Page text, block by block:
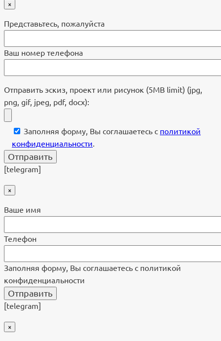
×
Представьтесь, пожалуйста
Ваш номер телефона
Отправить эскиз, проект или рисунок (5MB limit) (jpg,
png, gif, jpeg, pdf, docx):
Заполняя форму, Вы соглашаетесь с политикой
конфиденциальности.
[telegram]
×
Ваше имя
Телефон
Заполняя форму, Вы соглашаетесь с политикой
конфиденциальности
[telegram]
×